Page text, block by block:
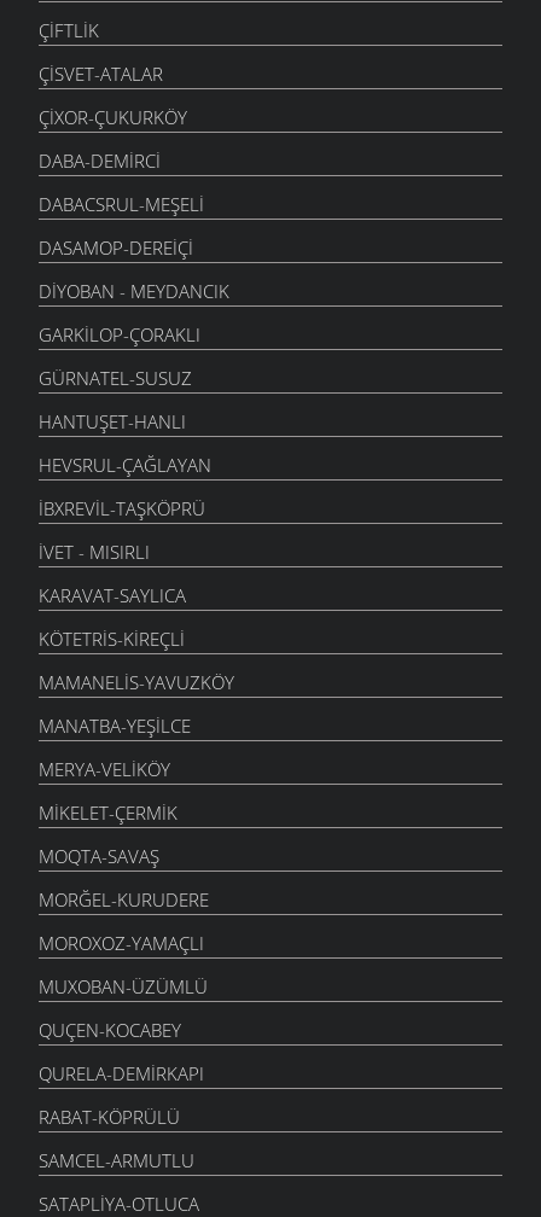
ÇIFTLIK
ÇISVET-ATALAR
ÇIXOR-ÇUKURKÖY
DABA-DEMIRCI
DABACSRUL-MEŞELI
DASAMOP-DEREIÇI
DIYOBAN - MEYDANCIK
GARKILOP-ÇORAKLI
GÜRNATEL-SUSUZ
HANTUŞET-HANLI
HEVSRUL-ÇAĞLAYAN
İBXREVIL-TAŞKÖPRÜ
İVET - MISIRLI
KARAVAT-SAYLICA
KÖTETRIS-KIREÇLI
MAMANELIS-YAVUZKÖY
MANATBA-YEŞILCE
MERYA-VELIKÖY
MIKELET-ÇERMIK
MOQTA-SAVAŞ
MORĞEL-KURUDERE
MOROXOZ-YAMAÇLI
MUXOBAN-ÜZÜMLÜ
QUÇEN-KOCABEY
QURELA-DEMIRKAPI
RABAT-KÖPRÜLÜ
SAMCEL-ARMUTLU
SATAPLIYA-OTLUCA